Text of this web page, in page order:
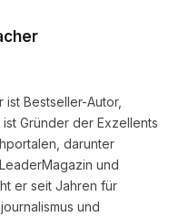
Bestseller-Autor,
Gründer der Exzellents
darunter
und
er seit Jahren für
und